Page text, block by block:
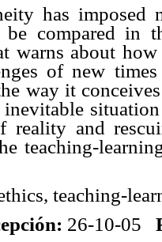
has imposed
be compared in
warns about
of new
way it
reality and
teaching-
teaching-
26-10-05